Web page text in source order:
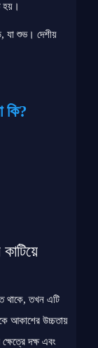
হয়।
যা শুভ। দেশীয়
কি?
থাকে, তখন এটি
আকাশের উচ্চতায়
দক্ষ এবং